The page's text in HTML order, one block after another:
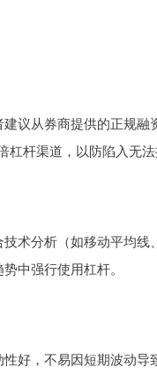
议从券商提供的正规
杆渠道，以防陷入无法
术分析（如移动平均
中强行使用杠杆。
好，不易因短期波动